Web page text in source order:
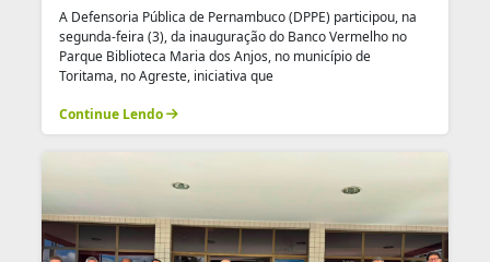
A Defensoria Pública de Pernambuco (DPPE) participou, na
segunda-feira (3), da inauguração do Banco Vermelho no
Parque Biblioteca Maria dos Anjos, no município de
Toritama, no Agreste, iniciativa que
Continue Lendo